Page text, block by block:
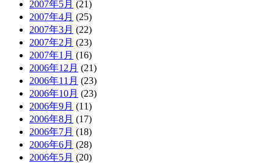
2007年5月 (21)
2007年4月 (25)
2007年3月 (22)
2007年2月 (23)
2007年1月 (16)
2006年12月 (21)
2006年11月 (23)
2006年10月 (23)
2006年9月 (11)
2006年8月 (17)
2006年7月 (18)
2006年6月 (28)
2006年5月 (20)